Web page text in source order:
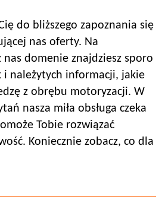
do bliższego zapoznania się
nas oferty. Na
domenie znajdziesz sporo
i należytych informacji, jakie
z obrębu motoryzacji. W
nasza miła obsługa czeka
Tobie rozwiązać
Koniecznie zobacz, co dla